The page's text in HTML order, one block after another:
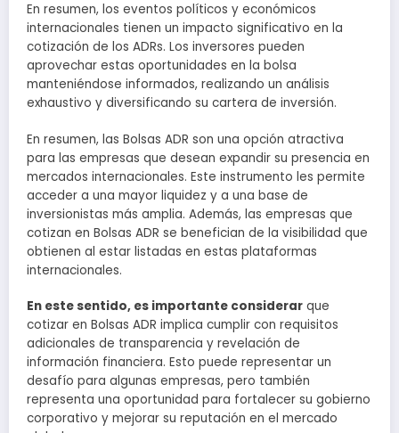
En resumen, los eventos políticos y económicos
internacionales tienen un impacto significativo en la
cotización de los ADRs. Los inversores pueden
aprovechar estas oportunidades en la bolsa
manteniéndose informados, realizando un análisis
exhaustivo y diversificando su cartera de inversión.
En resumen, las Bolsas ADR son una opción atractiva
para las empresas que desean expandir su presencia en
mercados internacionales. Este instrumento les permite
acceder a una mayor liquidez y a una base de
inversionistas más amplia. Además, las empresas que
cotizan en Bolsas ADR se benefician de la visibilidad que
obtienen al estar listadas en estas plataformas
internacionales.
En este sentido, es importante considerar que
cotizar en Bolsas ADR implica cumplir con requisitos
adicionales de transparencia y revelación de
información financiera. Esto puede representar un
desafío para algunas empresas, pero también
representa una oportunidad para fortalecer su gobierno
corporativo y mejorar su reputación en el mercado